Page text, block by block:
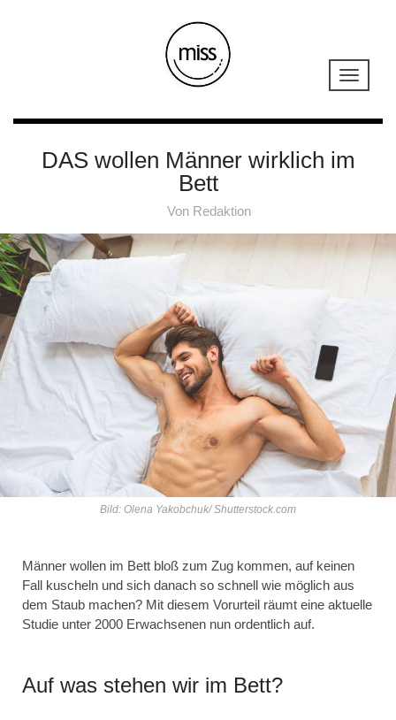
DAS wollen Männer wirklich im
Bett
Von Redaktion
Bild: Olena Yakobchuk/ Shutterstock.com
Männer wollen im Bett bloß zum Zug kommen, auf keinen
Fall kuscheln und sich danach so schnell wie möglich aus
dem Staub machen? Mit diesem Vorurteil räumt eine aktuelle
Studie unter 2000 Erwachsenen nun ordentlich auf.
Auf was stehen wir im Bett?